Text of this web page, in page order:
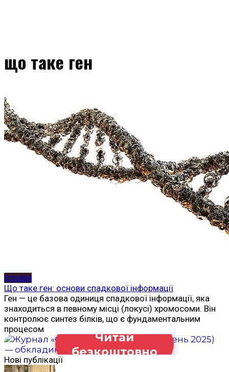
що таке ген
Історія
Що таке ген: основи спадкової інформації
Ген — це базова одиниця спадкової інформації, яка
знаходиться в певному місці (локусі) хромосоми. Він
контролює синтез білків, що є фундаментальним
процесом
Читай
безкоштовно
Нові публікації